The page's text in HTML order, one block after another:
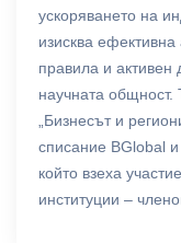
ускоряването на
изисква
правила и активен
научната
„Бизнесът и
списание BGlobal
който взеха
институции –